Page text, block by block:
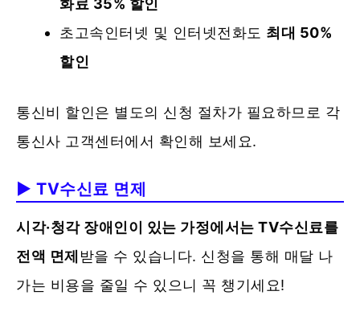
화료 35% 할인
초고속인터넷 및 인터넷전화도 최대 50%
할인
통신비 할인은 별도의 신청 절차가 필요하므로 각
통신사 고객센터에서 확인해 보세요.
▶ TV수신료 면제
시각·청각 장애인이 있는 가정에서는 TV수신료를
전액 면제 받을 수 있습니다. 신청을 통해 매달 나
가는 비용을 줄일 수 있으니 꼭 챙기세요!